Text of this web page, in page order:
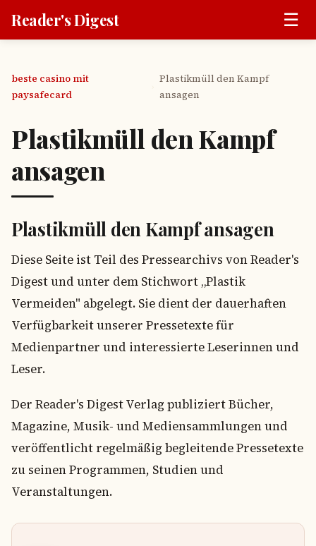
Reader's Digest ☰
beste casino mit
paysafecard
Plastikmüll den Kampf
ansagen
Plastikmüll den Kampf
ansagen
Plastikmüll den Kampf ansagen
Diese Seite ist Teil des Pressearchivs von Reader's
Digest und unter dem Stichwort „Plastik
Vermeiden" abgelegt. Sie dient der dauerhaften
Verfügbarkeit unserer Pressetexte für
Medienpartner und interessierte Leserinnen und
Leser.
Der Reader's Digest Verlag publiziert Bücher,
Magazine, Musik- und Mediensammlungen und
veröffentlicht regelmäßig begleitende Pressetexte
zu seinen Programmen, Studien und
Veranstaltungen.